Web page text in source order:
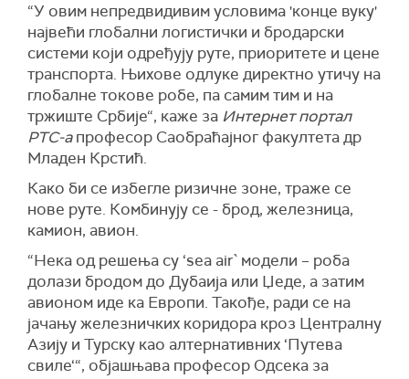
“У овим непредвидивим условима 'конце вуку'
највећи глобални логистички и бродарски
системи који одређују руте, приоритете и цене
транспорта. Њихове одлуке директно утичу на
глобалне токове робе, па самим тим и на
тржиште Србије“, каже за Интернет портал
РТС-апрофесор Саобраћајног факултета др
Младен Крстић.
Како би се избегле ризичне зоне, траже се
нове руте. Комбинују се - брод, железница,
камион, авион.
“Нека од решења су ‘sea air` модели – роба
долази бродом до Дубаија или Џеде, а затим
авионом иде ка Европи. Такође, ради се на
јачању железничких коридора кроз Централну
Азију и Турску као алтернативних ‘Путевa
свиле‘“, објашњава професор Одсека за